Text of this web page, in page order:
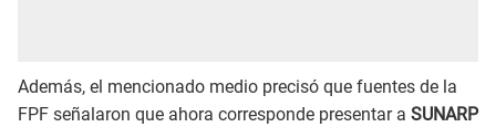
Además, el mencionado medio precisó que fuentes de la
FPF señalaron que ahora corresponde presentar a SUNARP